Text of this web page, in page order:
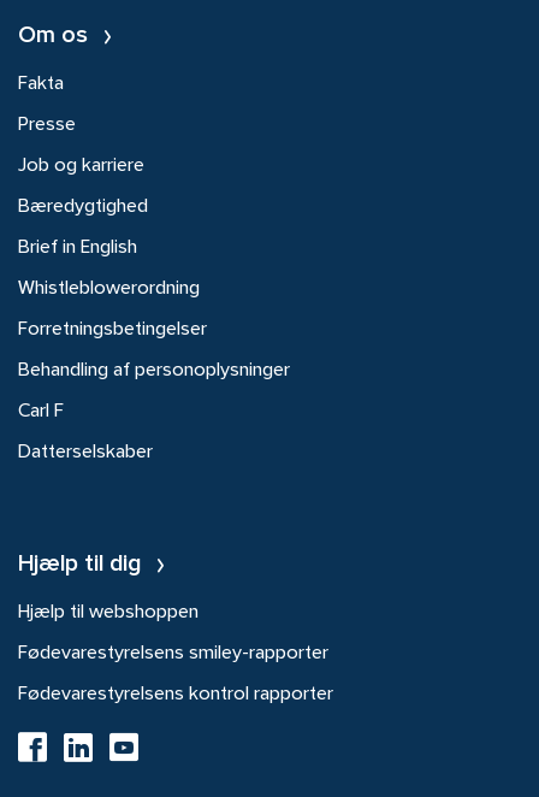
Om os
Fakta
Presse
Job og karriere
Bæredygtighed
Brief in English
Whistleblowerordning
Forretningsbetingelser
Behandling af personoplysninger
Carl F
Datterselskaber
Hjælp til dig
Hjælp til webshoppen
Fødevarestyrelsens smiley-rapporter
Fødevarestyrelsens kontrol rapporter